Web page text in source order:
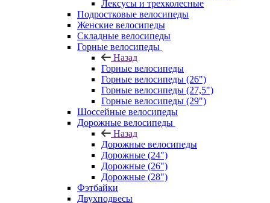
Лексусы и трехколесные
Подростковые велосипеды
Женские велосипеды
Складные велосипеды
Горные велосипеды
Назад
Горные велосипеды
Горные велосипеды (26")
Горные велосипеды (27,5")
Горные велосипеды (29")
Шоссейные велосипеды
Дорожные велосипеды
Назад
Дорожные велосипеды
Дорожные (24")
Дорожные (26")
Дорожные (28")
Фэтбайки
Двухподвесы